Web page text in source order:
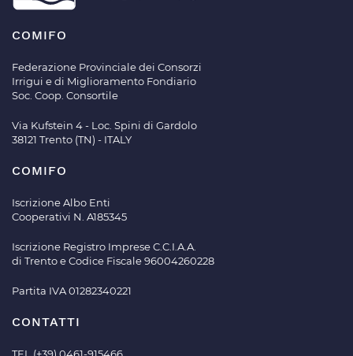
COMIFO
Federazione Provinciale dei Consorzi
Irrigui e di Miglioramento Fondiario
Soc. Coop. Consortile
Via Kufstein 4 - Loc. Spini di Gardolo
38121 Trento (TN) - ITALY
COMIFO
Iscrizione Albo Enti
Cooperativi N. A185345
Iscrizione Registro Imprese C.C.I.A.A.
di Trento e Codice Fiscale 96004260228
Partita IVA 01282340221
CONTATTI